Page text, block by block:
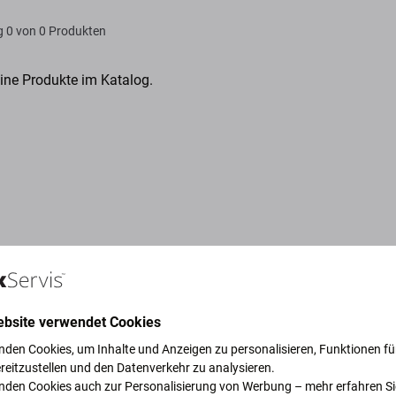
0 von 0 Produkten
Produkte im Katalog.
um unseren Planeten zu
verwendet Cookies
Cookies, um Inhalte und Anzeigen zu personalisieren, Funktionen
und den Datenverkehr zu analysieren.
Cookies auch zur Personalisierung von Werbung – mehr erfahren